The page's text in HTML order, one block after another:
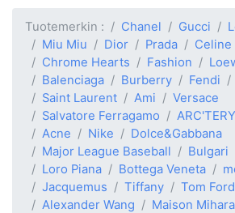
Tuotemerkin : Chanel Gucci
Miu Miu
Dior Prada Celine
Chrome Hearts
Fashion
Balenciaga
Burberry Fendi
Saint Laurent
Ami
Versace
Salvatore Ferragamo
Acne
Nike
Dolce&Gabbana
Major League Baseball
Bulgari
Loro Piana
Bottega Veneta
Jacquemus
Tiffany Tom Ford
Alexander Wang
Maison